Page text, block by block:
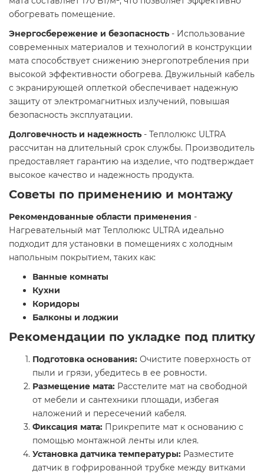
обогревать помещение.​
Энергосбережение и безопасность - Использование
современных материалов и технологий в конструкции
мата способствует снижению энергопотребления при
высокой эффективности обогрева. Двужильный кабель
с экранирующей оплеткой обеспечивает надежную
защиту от электромагнитных излучений, повышая
безопасность эксплуатации.​
Долговечность и надежность - Теплолюкс ULTRA
рассчитан на длительный срок службы. Производитель
предоставляет гарантию на изделие, что подтверждает
высокое качество и надежность продукта.​
Советы по применению и монтажу
Рекомендованные области применения -
Нагревательный мат Теплолюкс ULTRA идеально
подходит для установки в помещениях с холодным
напольным покрытием, таких как:​
Ванные комнаты
Кухни
Коридоры
Балконы и лоджии
Рекомендации по укладке под плитку
Подготовка основания: Очистите поверхность от
пыли и грязи, убедитесь в ее ровности.​
Размещение мата: Расстелите мат на свободной
от мебели и сантехники площади, избегая
наложений и пересечений кабеля.​
Фиксация мата: Прикрепите мат к основанию с
помощью монтажной ленты или клея.​
Установка датчика температуры: Разместите
датчик в гофрированной трубке между витками